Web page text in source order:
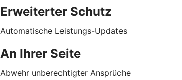
Erweiterter Schutz
Automatische Leistungs-Updates
An Ihrer Seite
Abwehr unberechtigter Ansprüche